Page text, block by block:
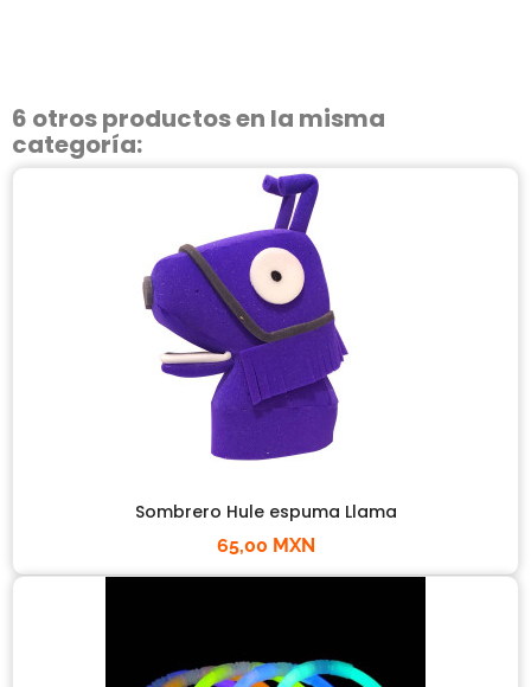
6 otros productos en la misma
categoría:
Sombrero Hule espuma Llama
65,00 MXN